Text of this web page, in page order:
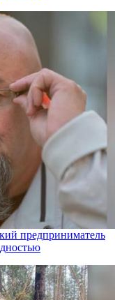
предприниматель